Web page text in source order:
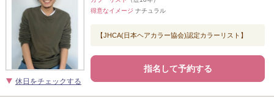
休日をチェックする
得意なイメージ ナチュラル
【JHCA(日本ヘアカラー協会)認定カラーリスト】
指名して予約する